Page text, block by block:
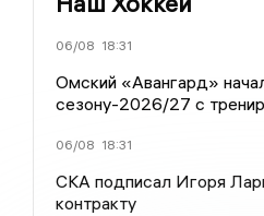
06/08 18:31
Омский «Авангард»
сезону-2026/27 с
06/08 18:31
СКА подписал Игоря
контракту